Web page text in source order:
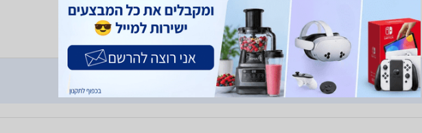
חוו"ד עזרה חוו"ד לא עזרה 0